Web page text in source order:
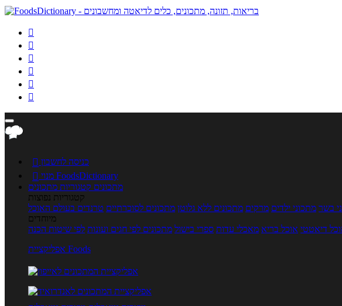






 כניסה לחשבון

מנוי FoodsDictionary
מתכונים קטגוריות מתכונים
קטגוריות נפוצות
בשר מתכוני ילדים מרקים מתכונים ללא גלוטן מתכונים לסוכרתיים טרנדים בעולם האוכל
מיוחדים
דיאטטי אוכל בריא מאכלי עדות ספרי בישול מתכונים לפי חגים ועונות לפי שיטות הכנה
אפליקציית Foods